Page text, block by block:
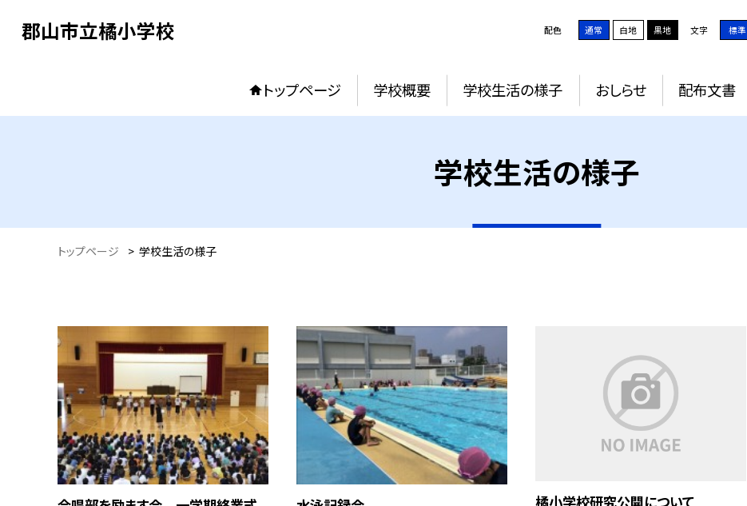
郡山市立橘小学校 配色 通常 白地 黒地 文字 標準
トップページ 学校概要 学校生活の様子 おしらせ 配布文書
学校生活の様子
トップページ > 学校生活の様子
橘小学校研究公開について